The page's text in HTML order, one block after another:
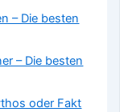
– Die besten
– Die besten
oder Fakt